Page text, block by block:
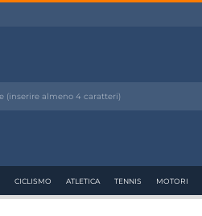
CICLISMO ATLETICA TENNIS MOTORI